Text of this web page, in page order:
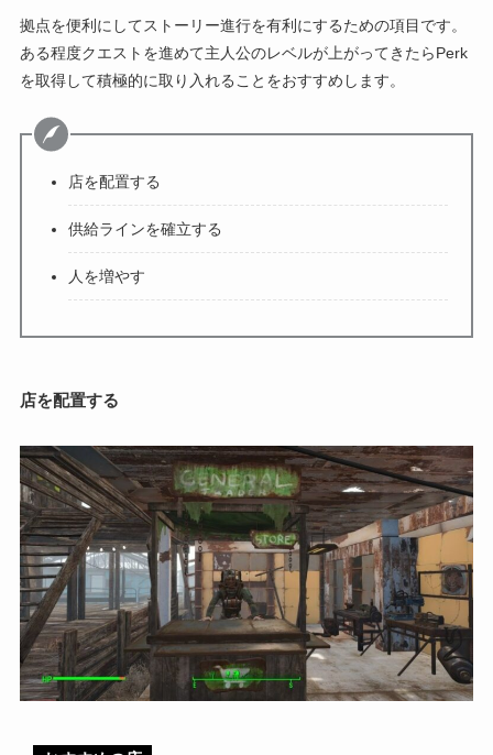
拠点を便利にしてストーリー進行を有利にするための項目です。
ある程度クエストを進めて主人公のレベルが上がってきたらPerk
を取得して積極的に取り入れることをおすすめします。
店を配置する
供給ラインを確立する
人を増やす
店を配置する